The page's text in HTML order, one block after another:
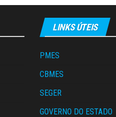
LINKS ÚTEIS
PMES
CBMES
SEGER
GOVERNO DO ESTADO